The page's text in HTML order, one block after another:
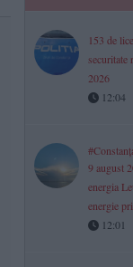
153 de
securitate
2026
12:04
9 august
energia
energie
12:01